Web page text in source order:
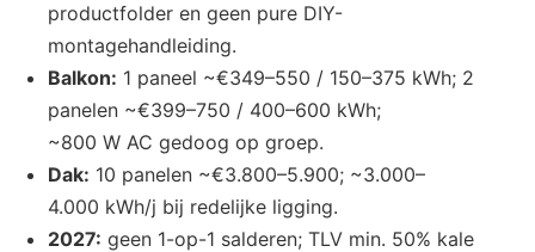
productfolder en geen pure DIY-
montagehandleiding.
Balkon: 1 paneel ~€349–550 / 150–375 kWh; 2
panelen ~€399–750 / 400–600 kWh;
~800 W AC gedoog op groep.
Dak: 10 panelen ~€3.800–5.900; ~3.000–
4.000 kWh/j bij redelijke ligging.
2027: geen 1-op-1 salderen; TLV min. 50% kale